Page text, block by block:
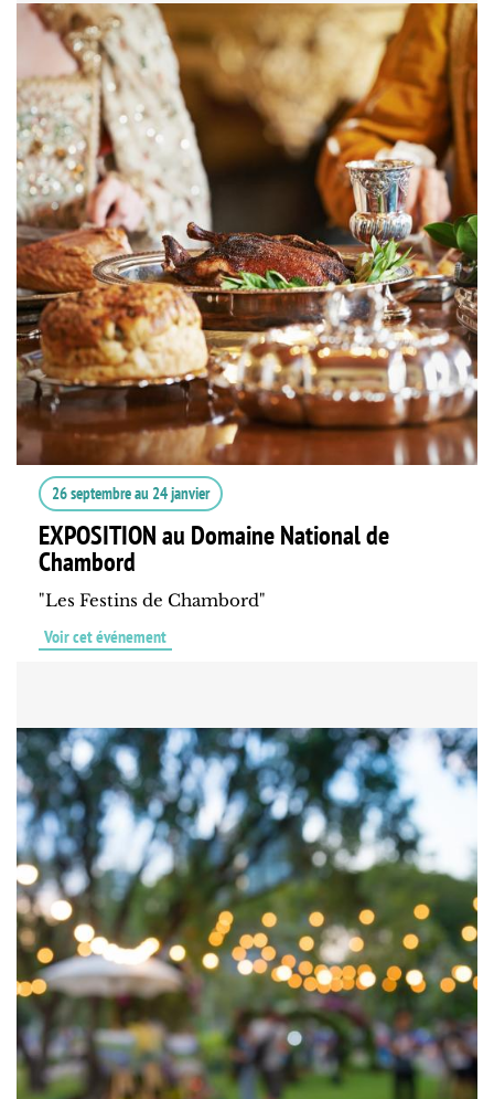
26 septembreau 24 janvier
EXPOSITION au Domaine National de
Chambord
"Les Festins de Chambord"
Voir cet événement